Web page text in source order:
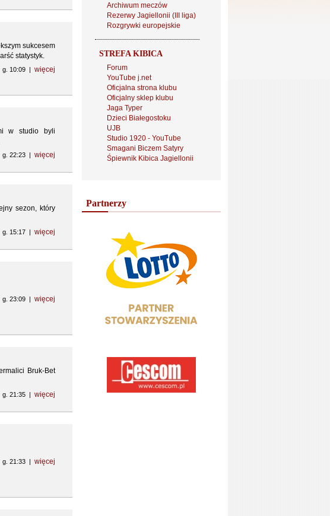
sukcesem
statystyk.
g. 10:09 | więcej
w studio byli
g. 22:23 | więcej
sezon, który
g. 15:17 | więcej
g. 23:09 | więcej
Bruk-Bet
g. 21:35 | więcej
g. 21:33 | więcej
Archiwum meczów
Rezerwy Jagiellonii (III liga)
Rozgrywki europejskie
STREFA KIBICA
Forum
YouTube j.net
Oficjalna strona klubu
Oficjalny sklep klubu
Jaga Typer
Dzieci Białegostoku
UJB
Studio 1920 - YouTube
Smagani Biczem Satyry
Śpiewnik Kibica Jagiellonii
Partnerzy